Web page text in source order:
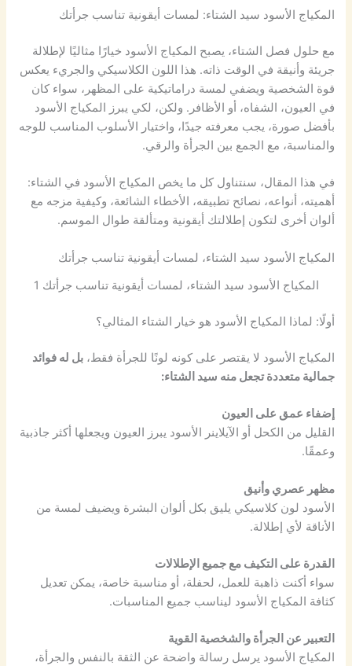
المكياج الأسود سيد الشتاء: لمسات أيقونية تناسب جرأتك
مع حلول فصل الشتاء، يصبح المكياج الأسود خيارًا مثاليًا لإطلالة
جريئة وأنيقة في الوقت ذاته. هذا اللون الكلاسيكي والجريء يعكس
قوة الشخصية ويضفي لمسة دراماتيكية على المظهر، سواء كان
في العيون، الشفاه، أو الأظافر. ولكن، لكي يبرز المكياج الأسود
بأفضل صورة، يجب معرفته جيدًا، واختيار الأسلوب المناسب للوجه
والمناسبة، مع الجمع بين الجرأة والرقي.
في هذا المقال، سنتناول كل ما يخص المكياج الأسود في الشتاء:
أهميته، أنواعه، نصائح تطبيقه، الأخطاء الشائعة، وكيفية مزجه مع
ألوان أخرى لتكون إطلالتك أيقونية ومتألقة طوال الموسم.
المكياج الأسود سيد الشتاء، لمسات أيقونية تناسب جرأتك
المكياج الأسود سيد الشتاء، لمسات أيقونية تناسب جرأتك 1
أولًا: لماذا المكياج الأسود هو خيار الشتاء المثالي؟
المكياج الأسود لا يقتصر على كونه لونًا للجرأة فقط،بل له فوائد
جمالية متعددة تجعل منه سيد الشتاء:
إضفاء عمق على العيون
القليل من الكحل أو الآيلاينر الأسود يبرز العيون ويجعلها أكثر جاذبية
وعمقًا.
مظهر عصري وأنيق
الأسود لون كلاسيكي يليق بكل ألوان البشرة ويضيف لمسة من
الأناقة لأي إطلالة.
القدرة على التكيف مع جميع الإطلالات
سواء أكنت ذاهبة للعمل، لحفلة، أو مناسبة خاصة، يمكن تعديل
كثافة المكياج الأسود ليناسب جميع المناسبات.
التعبير عن الجرأة والشخصية القوية
المكياج الأسود يرسل رسالة واضحة عن الثقة بالنفس والجرأة،